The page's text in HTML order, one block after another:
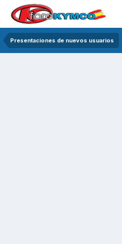
Presentaciones de nuevos usuarios